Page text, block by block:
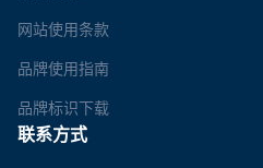
网站使用条款
品牌使用指南
品牌标识下载
联系方式